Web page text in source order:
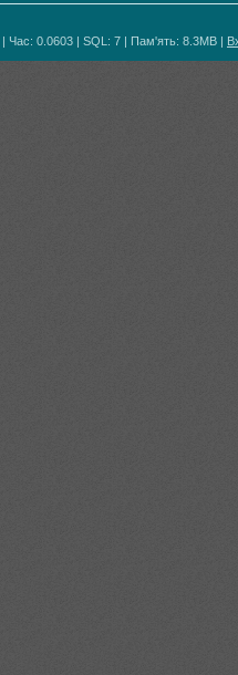
| Час: 0.0603 | SQL: 7 | Пам'ять: 8.3MB |